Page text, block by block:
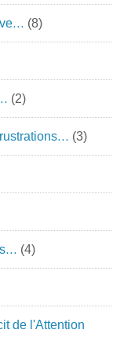
(8)
(2)
(3)
(4)
de l'Attention